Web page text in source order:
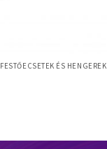
FESTŐECSETEK ÉS HENGEREK